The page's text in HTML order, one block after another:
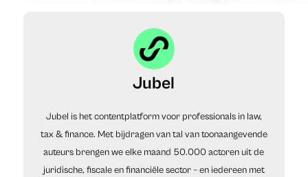
Jubel
Jubel is het contentplatform voor professionals in law,
tax & finance. Met bijdragen van tal van toonaangevende
auteurs brengen we elke maand 50.000 actoren uit de
juridische, fiscale en financiële sector – en iedereen met